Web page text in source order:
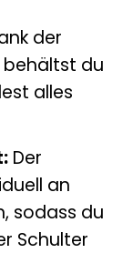
der
du
alles
Der
an
sodass du
Schulter